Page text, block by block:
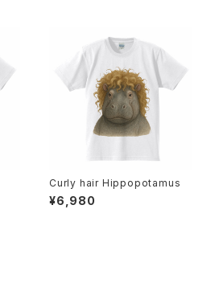
Curly hair Hippopotamus
¥6,980